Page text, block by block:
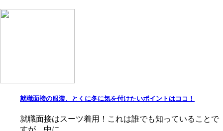
就職面接の服装、とくに冬に気を付けたいポイントはココ！
就職面接はスーツ着用！これは誰でも知っていることで